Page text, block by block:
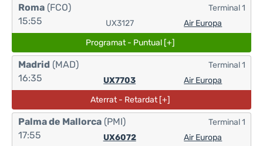
Roma (FCO)
15:55
UX3127 Air Europa
Terminal 1
Programat - Puntual [+]
Madrid (MAD)
16:35
UX7703 Air Europa
Terminal 1
Aterrat - Retardat [+]
Palma de Mallorca (PMI)
17:55
UX6072 Air Europa
Terminal 1